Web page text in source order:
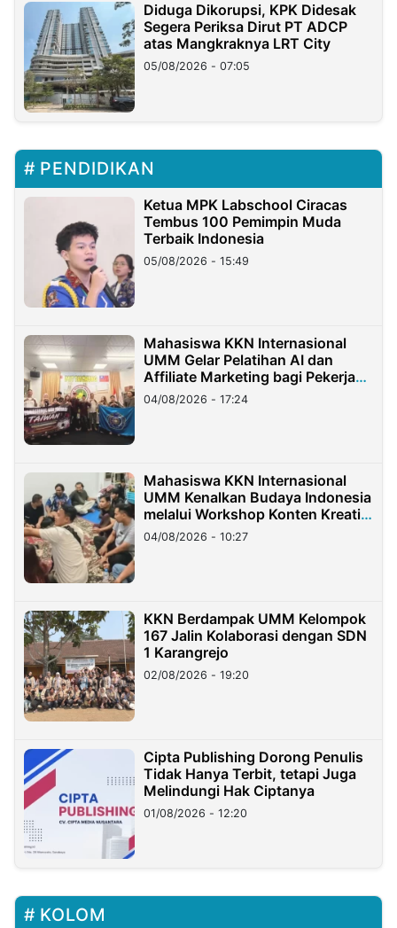
Diduga Dikorupsi, KPK Didesak
Segera Periksa Dirut PT ADCP
atas Mangkraknya LRT City
05/08/2026 - 07:05
PENDIDIKAN
Ketua MPK Labschool Ciracas
Tembus 100 Pemimpin Muda
Terbaik Indonesia
05/08/2026 - 15:49
Mahasiswa KKN Internasional
UMM Gelar Pelatihan AI dan
Affiliate Marketing bagi Pekerja
Migran Indonesia di Taiwan
04/08/2026 - 17:24
Mahasiswa KKN Internasional
UMM Kenalkan Budaya Indonesia
melalui Workshop Konten Kreatif
di Taiwan
04/08/2026 - 10:27
KKN Berdampak UMM Kelompok
167 Jalin Kolaborasi dengan SDN
1 Karangrejo
02/08/2026 - 19:20
Cipta Publishing Dorong Penulis
Tidak Hanya Terbit, tetapi Juga
Melindungi Hak Ciptanya
01/08/2026 - 12:20
KOLOM